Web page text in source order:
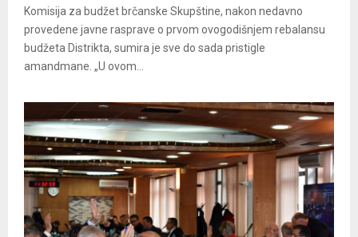
Komisija za budžet brčanske Skupštine, nakon nedavno
provedene javne rasprave o prvom ovogodišnjem rebalansu
budžeta Distrikta, sumira je sve do sada pristigle
amandmane. „U ovom...